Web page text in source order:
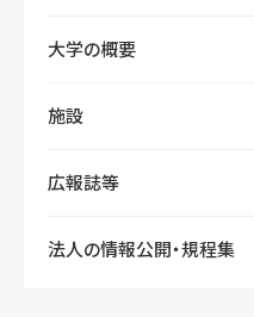
理事長紹介、メッセージ
大学の概要
施設
施設紹介
広報誌等
広報誌「春秋彩」
法人の情報公開・規程集